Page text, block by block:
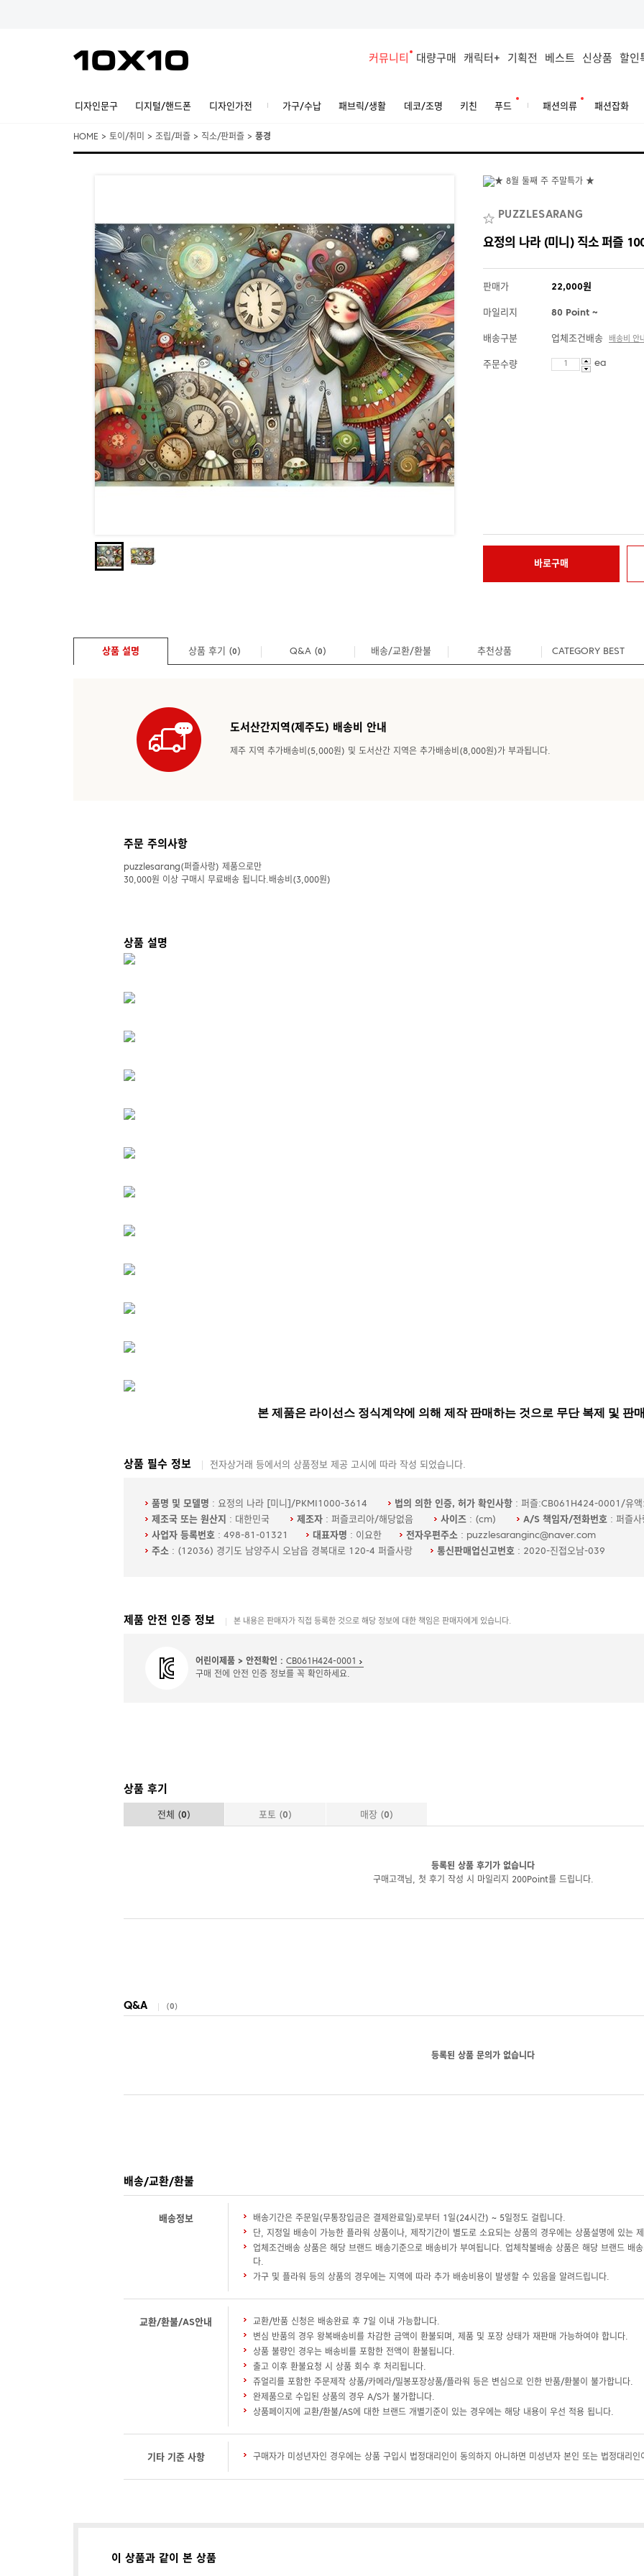
커뮤니티 대량구매 캐릭터+ 기획전 베스트 신상품 할인
디자인문구 디지털/핸드폰 디자인가전 가구/수납 패브릭/생활 데코/조명 키친 푸드 패션의류 패션잡화
HOME > 토이/취미 > 조립/퍼즐 > 직소/판퍼즐 > 풍경
PUZZLESARANG
요정의 나라 (미니) 직소 퍼즐
판매가 22,000원
마일리지 80 Point ~
배송구분 업체조건배송 배송비 안
주문수량 ea
바로구매
상품 설명 상품 후기 (0) Q&A (0) 배송/교환/환불 추천상품 CATEGORY BEST
도서산간지역(제주도) 배송비 안내
제주 지역 추가배송비(5,000원) 및 도서산간 지역은 추가배송비(8,000원)가 부과됩니다.
주문 주의사항
puzzlesarang(퍼즐사랑) 제품으로만
30,000원 이상 구매시 무료배송 됩니다.배송비(3,000원)
상품 설명
상품 필수 정보 전자상거래 등에서의 상품정보 제공 고시에 따라 작성 되었습니다.
품명 및 모델명 : 요정의 나라 [미니]/PKMI1000-3614 법의 의한 인증, 허가 확인사항 : 퍼즐:CB061H424-0001/유
제조국 또는 원산지
: 대한민국 제조자 : 퍼즐코리아/해당없음 사이즈 : (cm) A/S 책임자/전화번호 : 퍼즐
사업자 등록번호 : 498-81-01321 대표자명 : 이요한 전자우편주소 : puzzlesaranginc@naver.com
주소 : (12036) 경기도 남양주시 오남읍 경복대로 120-4 퍼즐사랑 통신판매업신고번호 : 2020-진접오남-039
제품 안전 인증 정보 본 내용은 판매자가 직접 등록한 것으로 해당 정보에 대한 책임은 판매자에게 있습니다.
어린이제품 > 안전확인 : CB061H424-0001
구매 전에 안전 인증 정보를 꼭 확인하세요.
상품 후기
전체 (0) 포토 (0) 매장 (0)
등록된 상품 후기가 없습니다
구매고객님, 첫 후기 작성 시 마일리지 200Point를 드립니다.
Q&A (0)
등록된 상품 문의가 없습니다
배송/교환/환불
배송정보
배송기간은 주문일(무통장입금은 결제완료일)로부터 1일(24시간) ~ 5일정도 걸립니다.
단, 지정일 배송이 가능한 플라워 상품이나, 제작기간이 별도로 소요되는 상품의 경우에는 상품설명에 있는
업체조건배송 상품은 해당 브랜드 배송기준으로 배송비가 부여됩니다. 업체착불배송 상품은 해당 브랜드 배
다.
가구 및 플라워 등의 상품의 경우에는 지역에 따라 추가 배송비용이 발생할 수 있음을 알려드립니다.
교환/환불/AS안내
교환/반품 신청은 배송완료 후 7일 이내 가능합니다.
변심 반품의 경우 왕복배송비를 차감한 금액이 환불되며, 제품 및 포장 상태가 재판매 가능하여야 합니다.
상품 불량인 경우는 배송비를 포함한 전액이 환불됩니다.
출고 이후 환불요청 시 상품 회수 후 처리됩니다.
쥬얼리를 포함한 주문제작 상품/카메라/밀봉포장상품/플라워 등은 변심으로 인한 반품/환불이 불가합니다.
완제품으로 수입된 상품의 경우 A/S가 불가합니다.
상품페이지에 교환/환불/AS에 대한 브랜드 개별기준이 있는 경우에는 해당 내용이 우선 적용 됩니다.
기타 기준 사항 구매자가 미성년자인 경우에는 상품 구입시 법정대리인이 동의하지 아니하면 미성년자 본인 또는 법정대리
이 상품과 같이 본 상품